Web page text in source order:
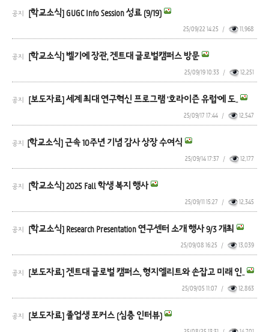
공지 [학교소식] GUGC Info Session 성료 (9/19)
25/09/22 14:25 / 11,968
공지 [학교소식] 벨기에 장관, 겐트대 글로벌캠퍼스 방문
25/09/19 10:33 / 12,251
공지 [보도자료] 세계 최대 연구혁신 프로그램 '호라이즌 유럽'에 도..
25/09/17 17:44 / 12,547
공지 ​[학교소식] 근속 10주년 기념 감사 상장 수여식
25/09/14 17:37 / 12,177
공지 [학교소식] 2025 Fall 학생 복지 행사
25/09/11 15:27 / 12,345
공지 [학교소식] Research Presentation 연구센터 소개 행사 9/3 개최
25/09/08 16:25 / 13,039
공지 [보도자료] 겐트대 글로벌 캠퍼스, 형지엘리트와 손잡고 미래 인..
25/09/05 11:07 / 12,863
공지 [보도자료] 졸업생 포커스 (심층 인터뷰)